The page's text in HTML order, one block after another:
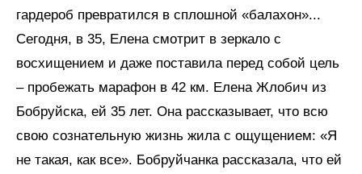
гардероб превратился в сплошной «балахон»...
Сегодня, в 35, Елена смотрит в зеркало с
восхищением и даже поставила перед собой цель
– пробежать марафон в 42 км. Елена Жлобич из
Бобруйска, ей 35 лет. Она рассказывает, что всю
свою сознательную жизнь жила с ощущением: «Я
не такая, как все». Бобруйчанка рассказала, что ей